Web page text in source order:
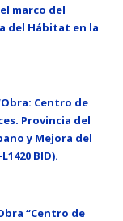
marco del
del Hábitat en la
Centro de
Provincia del
y Mejora del
BID).
“Centro de